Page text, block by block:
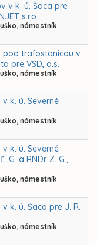
v k. ú. Šaca pre
s.r.o.
námestník
pod trafostanicou v
pre VSD, a.s.
námestník
k. ú. Severné
námestník
k. ú. Severné
G. a RNDr. Z. G.,
námestník
k. ú. Šaca pre J. R.
námestník